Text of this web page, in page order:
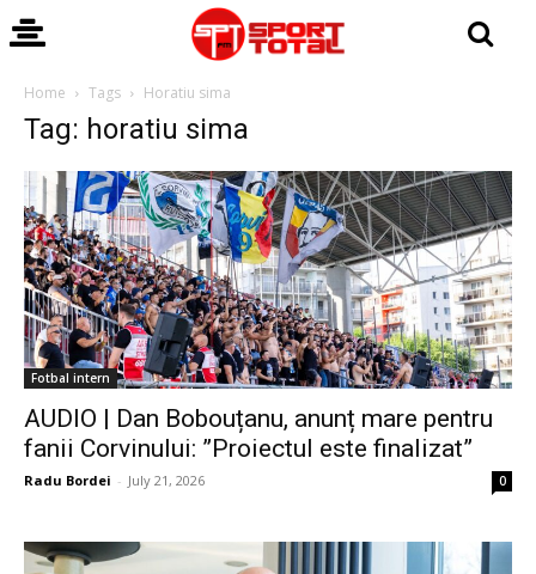
Home Tags Horatiu sima
Tag: horatiu sima
Fotbal intern
AUDIO | Dan Bobouțanu, anunț mare pentru
fanii Corvinului: ”Proiectul este finalizat”
Radu Bordei - July 21, 2026 0